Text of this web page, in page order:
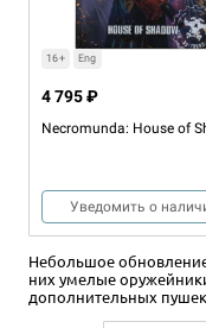
Battlezone: Mechanicus –
Ferratonic Furnace
Уведомить о
16+ Eng
Necromunda: House of
4 795 ₽
Уведомить о
Небольшое
них умелые
дополнительных